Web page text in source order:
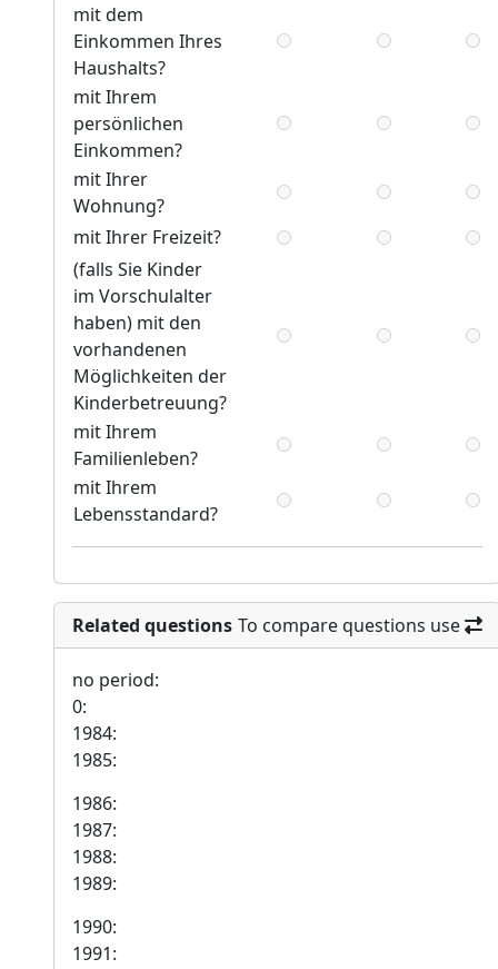
mit dem
Einkommen Ihres
Haushalts?
mit Ihrem
persönlichen
Einkommen?
mit Ihrer
Wohnung?
mit Ihrer Freizeit?
(falls Sie Kinder
im Vorschulalter
haben) mit den
vorhandenen
Möglichkeiten der
Kinderbetreuung?
mit Ihrem
Familienleben?
mit Ihrem
Lebensstandard?
Related questions To compare questions use
no period:
0:
1984:
1985:
1986:
1987:
1988:
1989:
1990:
1991: